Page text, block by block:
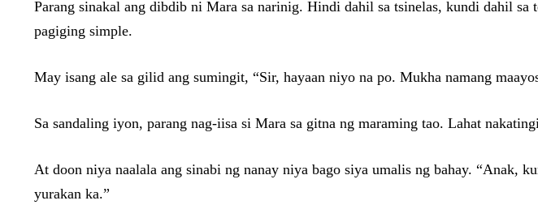
Parang sinakal ang dibdib ni Mara sa narinig. Hindi dahil sa tsinelas, kundi dahil
pagiging simple.
May isang ale sa gilid ang sumingit, “Sir, hayaan niyo na po. Mukha namang
Sa sandaling iyon, parang nag-iisa si Mara sa gitna ng maraming tao. Lahat
At doon niya naalala ang sinabi ng nanay niya bago siya umalis ng bahay. “Anak,
yurakan ka.”